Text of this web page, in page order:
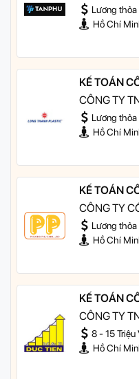
Lương
Hồ Chí
KẾ TOÁN
CÔNG TY
Lương
Hồ Chí
KẾ TOÁN
CÔNG TY
PHƯƠNG
Lương
Hồ Chí
KẾ TOÁN
CÔNG TY
8 - 15
Hồ Chí